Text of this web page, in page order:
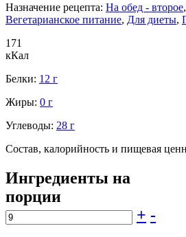
Назначение рецепта: На обед - второе,
Вегетарианское питание, Для диеты,
171
кКал
Белки: 12 г
Жиры: 0 г
Углеводы: 28 г
Состав, калорийность и пищевая
Ингредиенты на
порции
+ -